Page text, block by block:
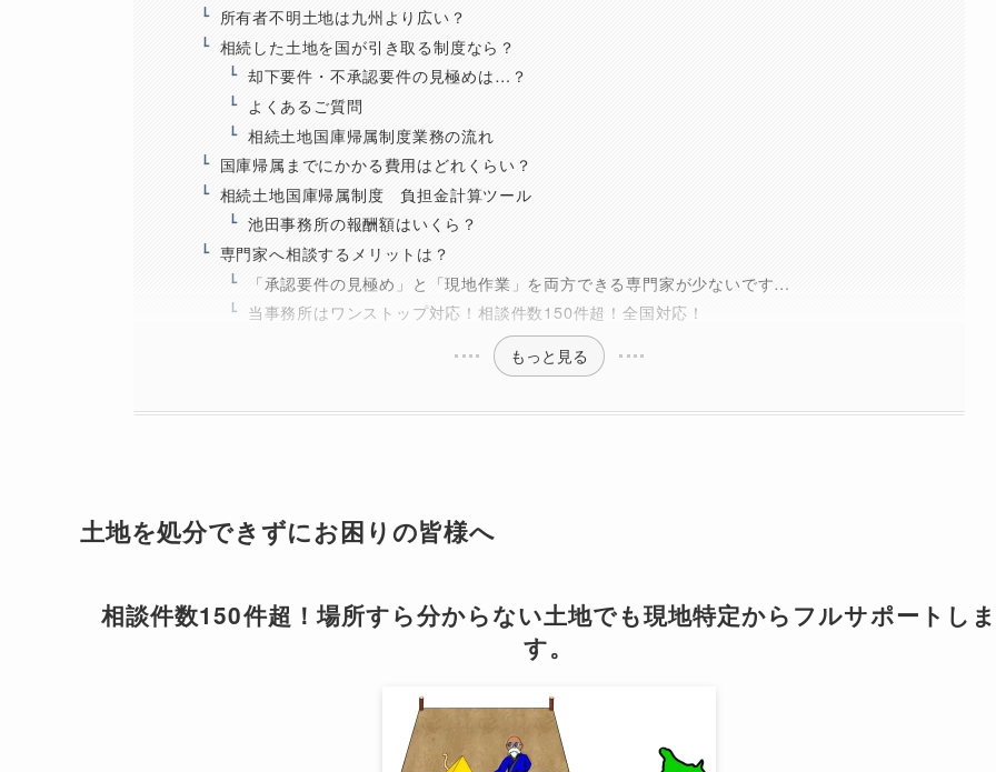
所有者不明土地は九州より広い？
相続した土地を国が引き取る制度なら？
却下要件・不承認要件の見極めは…？
よくあるご質問
相続土地国庫帰属制度業務の流れ
国庫帰属までにかかる費用はどれくらい？
相続土地国庫帰属制度 負担金計算ツール
池田事務所の報酬額はいくら？
専門家へ相談するメリットは？
「承認要件の見極め」と「現地作業」を両方できる専門家が少ないです…
当事務所はワンストップ対応！相談件数150件超！全国対応！
もっと見る
土地を処分できずにお困りの皆様へ
相談件数150件超！場所すら分からない土地でも現地特定からフルサポートしま
す。